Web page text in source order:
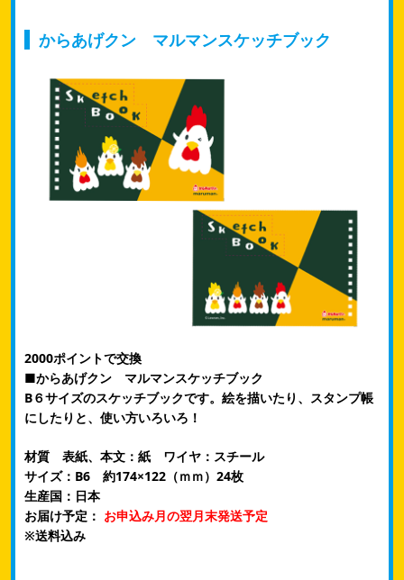
からあげクン マルマンスケッチブック
2000ポイントで交換
■からあげクン マルマンスケッチブック
B６サイズのスケッチブックです。絵を描いたり、スタンプ帳
にしたりと、使い方いろいろ！
材質 表紙、本文：紙 ワイヤ：スチール
サイズ：B6 約174×122（ｍｍ）​24枚
生産国：日本
お届け予定： お申込み月の翌月末発送予定
​※送料込み